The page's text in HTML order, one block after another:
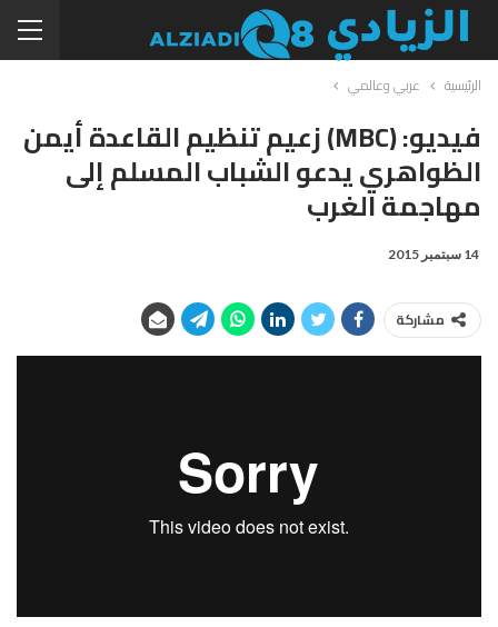
الرئيسية عربي وعالمي
فيديو: (MBC) زعيم تنظيم القاعدة أيمن
الظواهري يدعو الشباب المسلم إلى
مهاجمة الغرب
14 سبتمبر 2015
مشاركة